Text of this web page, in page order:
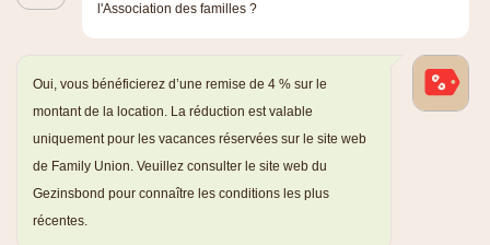
l'Association des familles ?
Oui, vous bénéficierez d’une remise de 4 % sur le
montant de la location. La réduction est valable
uniquement pour les vacances réservées sur le site web
de Family Union. Veuillez consulter le site web du
Gezinsbond pour connaître les conditions les plus
récentes.